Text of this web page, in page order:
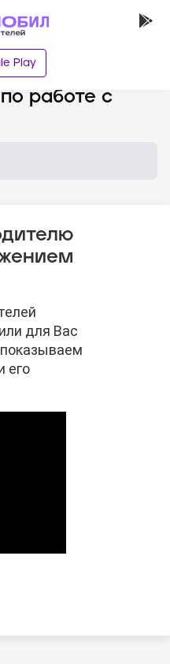
Play
работе с
для Вас
его